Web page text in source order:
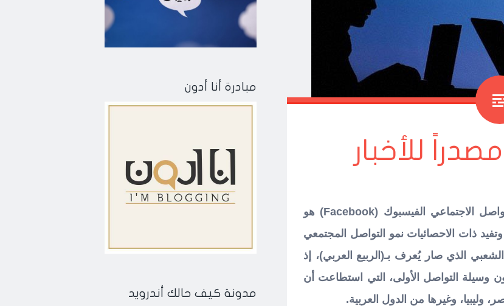
للأخبار
تثبت الإحصائيات أن رواد موقع التواصل الاجتماعي الفيسبوك (Facebook) هو
وتفيد ذات الاحصائيات نمو التواصل المجتمعي
الذي صار يُعرف بـ(الربيع العربي)، إذ
وسيلة التواصل الأولى، التي استطاعت أن
وليبيا، وغيرها من الدول العربية.
مبادرة أنا أدون
مدونة كيف حالك أندرويد